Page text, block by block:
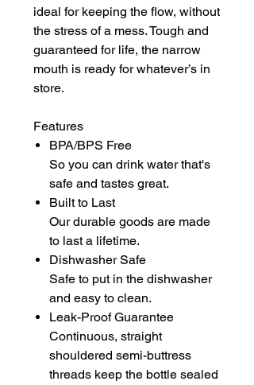
ideal for keeping the flow, without
the stress of a mess. Tough and
guaranteed for life, the narrow
mouth is ready for whatever’s in
store.
Features
BPA/BPS Free
So you can drink water that's
safe and tastes great.
Built to Last
Our durable goods are made
to last a lifetime.
Dishwasher Safe
Safe to put in the dishwasher
and easy to clean.
Leak-Proof Guarantee
Continuous, straight
shouldered semi-buttress
threads keep the bottle sealed